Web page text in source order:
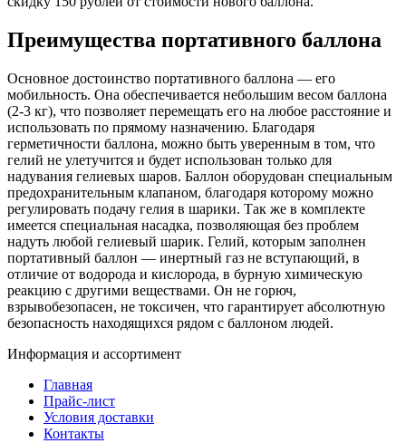
Преимущества портативного баллона
Основное достоинство портативного баллона — его
мобильность. Она обеспечивается небольшим весом баллона
(2-3 кг), что позволяет перемещать его на любое расстояние и
использовать по прямому назначению. Благодаря
герметичности баллона, можно быть уверенным в том, что
гелий не улетучится и будет использован только для
надувания гелиевых шаров. Баллон оборудован специальным
предохранительным клапаном, благодаря которому можно
регулировать подачу гелия в шарики. Так же в комплекте
имеется специальная насадка, позволяющая без проблем
надуть любой гелиевый шарик. Гелий, которым заполнен
портативный баллон — инертный газ не вступающий, в
отличие от водорода и кислорода, в бурную химическую
реакцию с другими веществами. Он не горюч,
взрывобезопасен, не токсичен, что гарантирует абсолютную
безопасность находящихся рядом с баллоном людей.
Информация и ассортимент
Главная
Прайс-лист
Условия доставки
Контакты